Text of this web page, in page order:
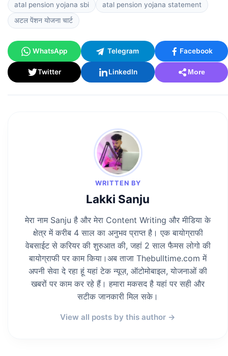
atal pension yojana sbi
atal pension yojana statement
अटल पेंशन योजना चार्ट
WhatsApp Telegram Facebook
Twitter LinkedIn More
WRITTEN BY
Lakki Sanju
मेरा नाम Sanju है और मेरा Content Writing और मीडिया के
क्षेत्र में करीब 4 साल का अनुभव प्राप्त है। एक बायोग्राफी
वेबसाईट से करियर की शुरुआत की, जहां 2 साल फैमस लोगो की
बायोग्राफी पर काम किया।अब ताजा Thebulltime.com में
अपनी सेवा दे रहा हूं यहां टेक न्यूज़, ऑटोमोबाइल, योजनाओं की
खबरों पर काम कर रहे हैं। हमारा मकसद है यहां पर सही और
सटीक जानकारी मिल सके।
View all posts by this author →